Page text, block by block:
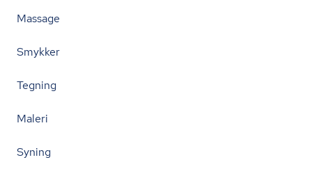
Massage
Smykker
Tegning
Maleri
Syning